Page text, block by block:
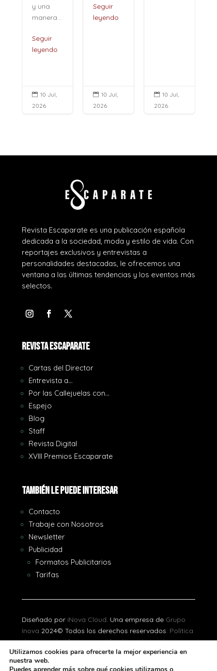
y una
manera...
Seguir
leyendo
 10 Jul,
2026
Seguir
leyendo
 10 Jul,
2026
 10 Jul,
2026
Revista Escaparate es una publicación española
dedicada a la sociedad, moda y estilo de vida. Con
reportajes exclusivos y entrevistas a
personalidades destacadas, le ofrecemos una
ventana a las últimas tendencias y los eventos más
selectos.
REVISTA ESCAPARATE
Cartas del Director
Entrevista a…
Por las Callejuelas con…
Espejo
Blog
Staff
Revista Digital
XVIII Premios Escaparate
También le puede interesar
Contacto
Trabaje con Nosotros
Newsletter
Publicidad
Formatos Publicitarios
Tarifas
Diseñado por iNova Cloud. Una empresa de Grupo
Inova 2024© Todos los derechos reservados. Política
de Privacidad|Aviso Legal|Política de Cookies
[gtranslate]
Utilizamos cookies para ofrecerte la mejor experiencia en
nuestra web.